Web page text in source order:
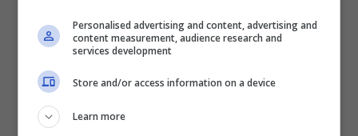
L’Ashera presenta zampe snelle,
proporzionate e muscolose, che
contribuiscono a rendere il suo aspetto
Personalised advertising and content, advertising and
content measurement, audience research and
services development
Store and/or access information on a device
Learn more